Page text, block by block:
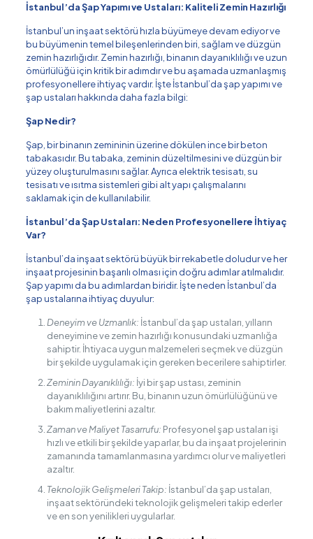
İstanbul’da Şap Yapımı ve Ustaları: Kaliteli Zemin Hazırlığı
İstanbul’un inşaat sektörü hızla büyümeye devam ediyor ve
bu büyümenin temel bileşenlerinden biri, sağlam ve düzgün
zemin hazırlığıdır. Zemin hazırlığı, binanın dayanıklılığı ve uzun
ömürlülüğü için kritik bir adımdır ve bu aşamada uzmanlaşmış
profesyonellere ihtiyaç vardır. İşte İstanbul’da şap yapımı ve
şap ustaları hakkında daha fazla bilgi:
Şap Nedir?
Şap, bir binanın zemininin üzerine dökülen ince bir beton
tabakasıdır. Bu tabaka, zeminin düzeltilmesini ve düzgün bir
yüzey oluşturulmasını sağlar. Ayrıca elektrik tesisatı, su
tesisatı ve ısıtma sistemleri gibi alt yapı çalışmalarını
saklamak için de kullanılabilir.
İstanbul’da Şap Ustaları: Neden Profesyonellere İhtiyaç
Var?
İstanbul’da inşaat sektörü büyük bir rekabetle doludur ve her
inşaat projesinin başarılı olması için doğru adımlar atılmalıdır.
Şap yapımı da bu adımlardan biridir. İşte neden İstanbul’da
şap ustalarına ihtiyaç duyulur:
Deneyim ve Uzmanlık: İstanbul’da şap ustaları, yılların
deneyimine ve zemin hazırlığı konusundaki uzmanlığa
sahiptir. İhtiyaca uygun malzemeleri seçmek ve düzgün
bir şekilde uygulamak için gereken becerilere sahiptirler.
Zeminin Dayanıklılığı: İyi bir şap ustası, zeminin
dayanıklılığını artırır. Bu, binanın uzun ömürlülüğünü ve
bakım maliyetlerini azaltır.
Zaman ve Maliyet Tasarrufu: Profesyonel şap ustaları işi
hızlı ve etkili bir şekilde yaparlar, bu da inşaat projelerinin
zamanında tamamlanmasına yardımcı olur ve maliyetleri
azaltır.
Teknolojik Gelişmeleri Takip: İstanbul’da şap ustaları,
inşaat sektöründeki teknolojik gelişmeleri takip ederler
ve en son yenilikleri uygularlar.